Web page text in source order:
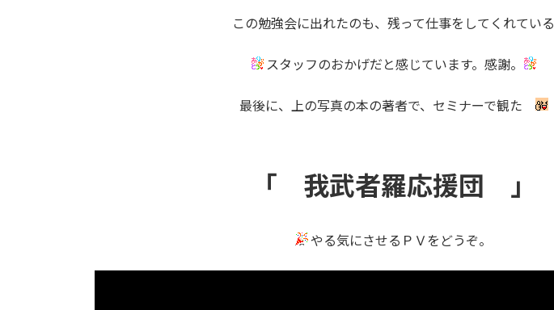
この勉強会に出れたのも、残って仕事をしてくれている
スタッフのおかげだと感じています。感謝。
最後に、上の写真の本の著者で、セミナーで観た
「 我武者羅応援団 」
やる気にさせるＰＶをどうぞ。